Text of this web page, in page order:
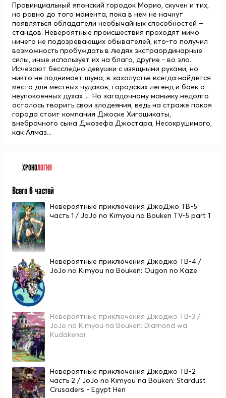
Провинциальный японский городок Морио, скучен и тих,
но ровно до того момента, пока в нём не начнут
появляться обладатели необычайных способностей –
стандов. Невероятные происшествия проходят мимо
ничего не подозревающих обывателей, кто-то получил
возможность пробуждать в людях экстраординарные
силы, иные использует их на благо, другие - во зло.
Исчезают бесследно девушки с изящными руками, но
никто не поднимает шума, в захолустье всегда найдётся
место для местных чудаков, городских легенд и баек о
неупокоенных духах… Но загадочному маньяку недолго
осталось творить свои злодеяния, ведь на страже покоя
города стоит компания Джоске Хигашикаты,
внебрачного сына Джозефа Джостара, Несокрушимого,
как Алмаз...
ХРОНОЛОГИЯ
Всего 6 частей
Невероятные приключения ДжоДжо ТВ-5
часть 1 / JoJo no Kimyou na Bouken TV-5 part 1
Невероятные приключения Джоджо ТВ-4 /
JoJo no Kimyou na Bouken: Ougon no Kaze
Невероятные приключения Джоджо ТВ-3 /
JoJo no Kimyou na Bouken: Diamond wa
Kudakenai
Невероятные приключения Джоджо ТВ-2
часть 2 / JoJo no Kimyou na Bouken: Stardust
Crusaders - Egypt Hen